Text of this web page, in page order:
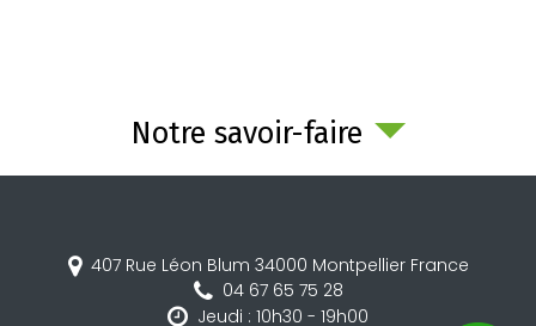
Notre savoir-faire
407 Rue Léon Blum 34000 Montpellier France
04 67 65 75 28
Jeudi : 10h30 - 19h00